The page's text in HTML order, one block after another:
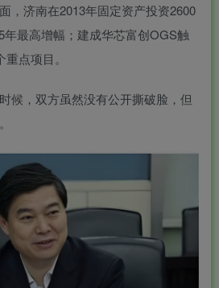
，济南在2013年固定资产投资2600
最高增幅；建成华芯富创OGS触
点项目。
候，双方虽然没有公开撕破脸，但